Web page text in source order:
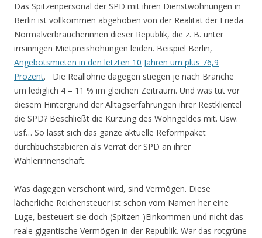
Das Spitzenpersonal der SPD mit ihren Dienstwohnungen in
Berlin ist vollkommen abgehoben von der Realität der Frieda
Normalverbraucherinnen dieser Republik, die z. B. unter
irrsinnigen Mietpreishöhungen leiden. Beispiel Berlin,
Angebotsmieten in den letzten 10 Jahren um plus 76,9
Prozent. Die Reallöhne dagegen stiegen je nach Branche
um lediglich 4 – 11 % im gleichen Zeitraum. Und was tut vor
diesem Hintergrund der Alltagserfahrungen ihrer Restklientel
die SPD? Beschließt die Kürzung des Wohngeldes mit. Usw.
usf… So lässt sich das ganze aktuelle Reformpaket
durchbuchstabieren als Verrat der SPD an ihrer
Wählerinnenschaft.
Was dagegen verschont wird, sind Vermögen. Diese
lächerliche Reichensteuer ist schon vom Namen her eine
Lüge, besteuert sie doch (Spitzen-)Einkommen und nicht das
reale gigantische Vermögen in der Republik. War das rotgrüne